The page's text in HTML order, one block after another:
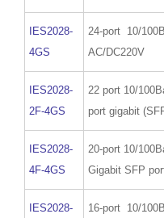
IES2028-
4GS
24-port 10/
AC/DC220V
IES2028-
2F-4GS
22 port 10/
port gigabit
IES2028-
4F-4GS
20-port 10/
Gigabit SFP
IES2028-
16-port 10/